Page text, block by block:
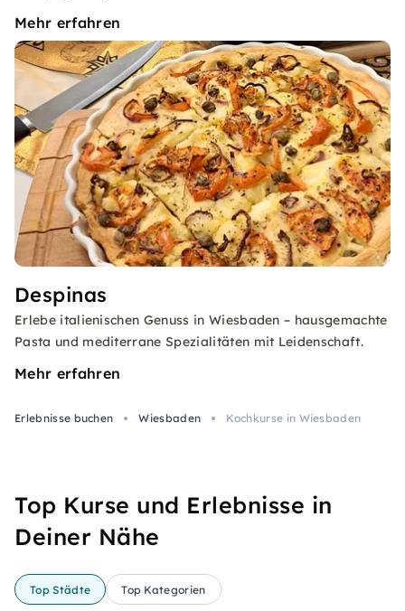
Mehr erfahren
Despinas
Erlebe italienischen Genuss in Wiesbaden – hausgemachte
Pasta und mediterrane Spezialitäten mit Leidenschaft.
Mehr erfahren
Erlebnisse buchen Wiesbaden Kochkurse in Wiesbaden
Top Kurse und Erlebnisse in
Deiner Nähe
Top Städte Top Kategorien